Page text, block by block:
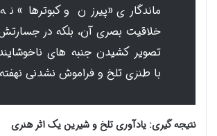
ماندگاری «پیرزن و کبوترها» نه
خلاقیت بصری آن، بلکه در
تصویر کشیدن جنبه های
با طنزی تلخ و فراموش نشدنی
نتیجه گیری: یادآوری تلخ و شیرین یک اثر هنری